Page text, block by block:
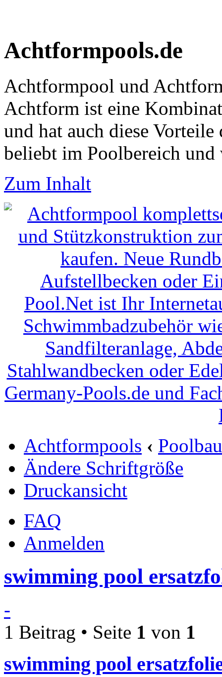
Achtformpools.de
Achtformpool und
Achtform ist eine
und hat auch diese
beliebt im Poolbereich und
Zum Inhalt
Achtformpools ‹
Ändere Schriftgröße
Druckansicht
FAQ
Anmelden
swimming pool
-
1 Beitrag • Seite 1 von 1
swimming pool